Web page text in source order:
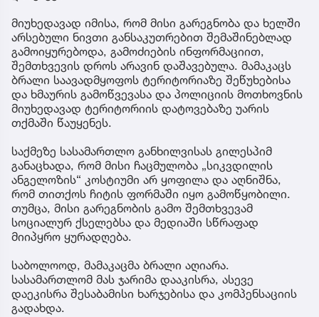
მიუხედავად იმისა, რომ მისი გარეგნობა და ხელში
არსებული ნივთი განსაკუთრებით შემაშინებლად
გამოიყურებოდა, გამოძიების ინფორმაციით,
შემთხვევის დროს არავინ დაშავებულა. მამაკაცს
ბრალი საავადმყოფოს ტერიტორიაზე შეწუხებისა
და ხმაურის გამოწვევასა და პოლიციის მოთხოვნის
მიუხედავად ტერიტორიის დატოვებაზე უარის
თქმაში წაუყენეს.
საქმეზე სასამართლო განხილვისას გილესპიმ
განაცხადა, რომ მისი ჩაცმულობა „სიკვდილის
ანგელოზის“ კოსტიუმი არ ყოფილა და აღნიშნა,
რომ თითქოს ჩიტის ფორმაში იყო გამოწყობილი.
თუმცა, მისი გარეგნობის გამო შემთხვევამ
სოციალურ ქსელებსა და მედიაში სწრაფად
მიიპყრო ყურადღება.
საბოლოოდ, მამაკაცმა ბრალი აღიარა.
სასამართლომ მას ჯარიმა დააკისრა, ასევე
დაეკისრა შესაბამისი ხარჯებისა და კომპენსაციის
გადახდა.